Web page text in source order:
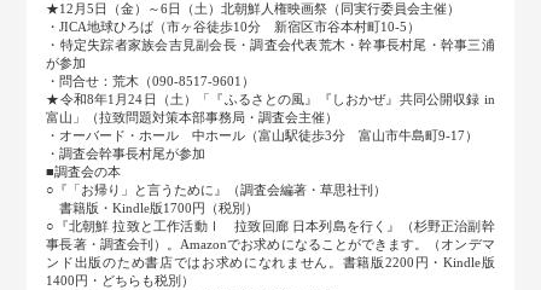
★12月5日（金）～6日（土）北朝鮮人権映画祭（同実行委員会主催）
・JICA地球ひろば（市ヶ谷徒歩10分 新宿区市谷本村町10-5）
・特定失踪者家族会吉見副会長・調査会代表荒木・幹事長村尾・幹事三浦
が参加
・問合せ：荒木（090-8517-9601）
★令和8年1月24日（土）「『ふるさとの風』『しおかぜ』共同公開収録 in
富山」（拉致問題対策本部事務局・調査会主催）
・オーバード・ホール 中ホール（富山駅徒歩3分 富山市牛島町9-17）
・調査会幹事長村尾が参加
■調査会の本
○『「お帰り」と言うために』（調査会編著・草思社刊）
書籍版・Kindle版1700円（税別）
○『北朝鮮 拉致と工作活動Ⅰ 拉致回廊 日本列島を行く』（杉野正治副幹
事長著・調査会刊）。Amazonでお求めになることができます。（オンデマ
ンド出版のため書店ではお求めになれません。書籍版2200円・Kindle版
1400円・どちらも税別）